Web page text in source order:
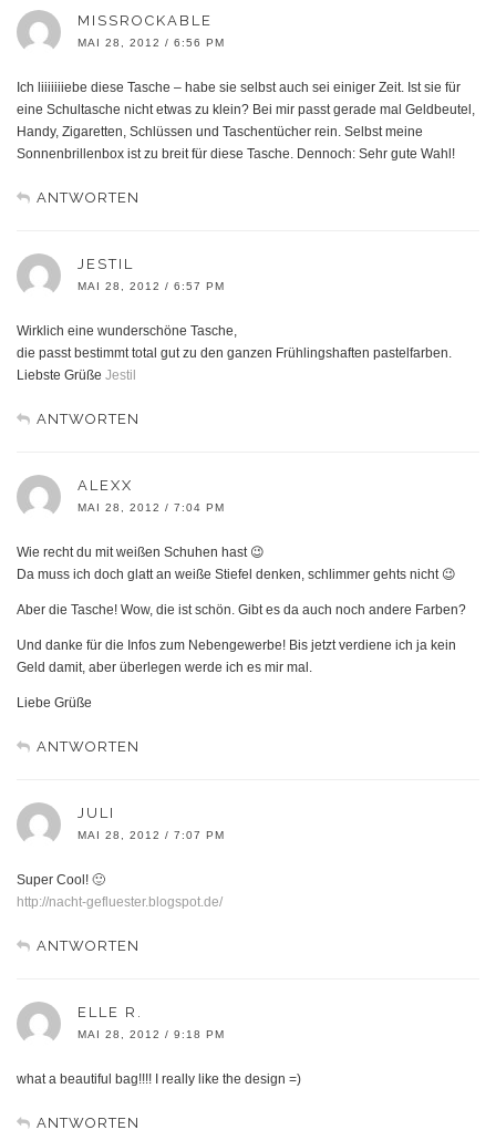
MISSROCKABLE
MAI 28, 2012 / 6:56 PM
Ich liiiiiiiebe diese Tasche – habe sie selbst auch sei einiger Zeit. Ist sie für
eine Schultasche nicht etwas zu klein? Bei mir passt gerade mal Geldbeutel,
Handy, Zigaretten, Schlüssen und Taschentücher rein. Selbst meine
Sonnenbrillenbox ist zu breit für diese Tasche. Dennoch: Sehr gute Wahl!
ANTWORTEN
JESTIL
MAI 28, 2012 / 6:57 PM
Wirklich eine wunderschöne Tasche,
die passt bestimmt total gut zu den ganzen Frühlingshaften pastelfarben.
Liebste Grüße Jestil
ANTWORTEN
ALEXX
MAI 28, 2012 / 7:04 PM
Wie recht du mit weißen Schuhen hast 😉
Da muss ich doch glatt an weiße Stiefel denken, schlimmer gehts nicht 😉
Aber die Tasche! Wow, die ist schön. Gibt es da auch noch andere Farben?
Und danke für die Infos zum Nebengewerbe! Bis jetzt verdiene ich ja kein
Geld damit, aber überlegen werde ich es mir mal.
Liebe Grüße
ANTWORTEN
JULI
MAI 28, 2012 / 7:07 PM
Super Cool! 🙂
http://nacht-gefluester.blogspot.de/
ANTWORTEN
ELLE R.
MAI 28, 2012 / 9:18 PM
what a beautiful bag!!!! I really like the design =)
ANTWORTEN